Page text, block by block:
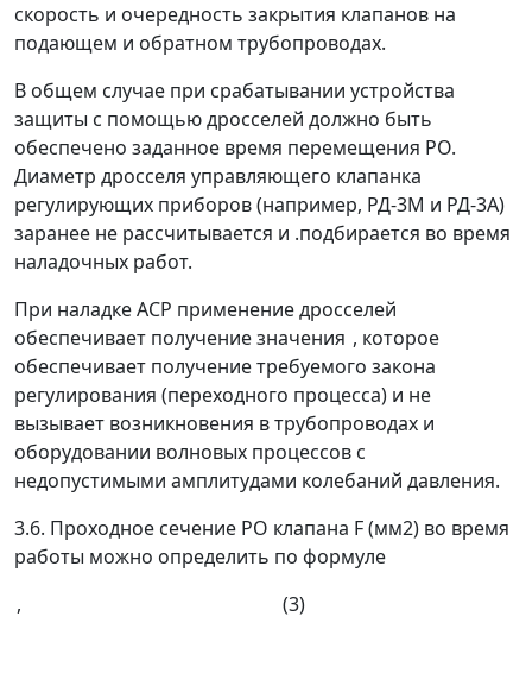
скорость и очередность закрытия клапанов на
подающем и обратном трубопроводах.
В общем случае при срабатывании устройства
защиты с помощью дросселей должно быть
обеспечено заданное время перемещения РО.
Диаметр дросселя управляющего клапанка
регулирующих приборов (например, РД-3М и РД-3А)
заранее не рассчитывается и .подбирается во время
наладочных работ.
При наладке АСР применение дросселей
обеспечивает получение значения , которое
обеспечивает получение требуемого закона
регулирования (переходного процесса) и не
вызывает возникновения в трубопроводах и
оборудовании волновых процессов с
недопустимыми амплитудами колебаний давления.
3.6. Проходное сечение РО клапана F(мм2) во время
работы можно определить по формуле
, (3)